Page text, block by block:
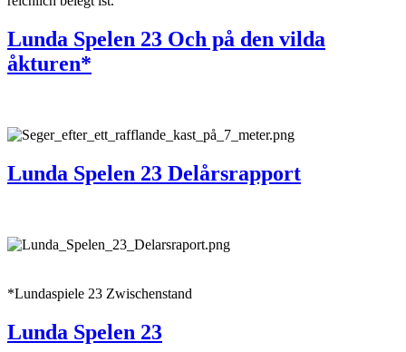
Lunda Spelen 23 Och på den vilda
åkturen*
Lunda Spelen 23 Delårsrapport
*Lundaspiele 23 Zwischenstand
Lunda Spelen 23